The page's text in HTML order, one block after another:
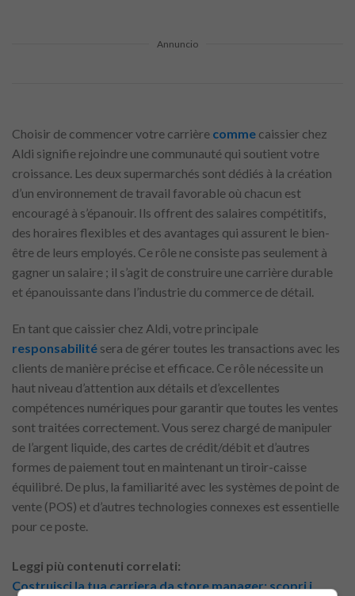
Annuncio
Choisir de commencer votre carrière comme caissier chez
Aldi signifie rejoindre une communauté qui soutient votre
croissance. Les deux supermarchés sont dédiés à la création
d’un environnement de travail favorable où chacun est
encouragé à s’épanouir. Ils offrent des salaires compétitifs,
des horaires flexibles et des avantages qui assurent le bien-
être de leurs employés. Ce rôle ne consiste pas seulement à
gagner un salaire ; il s’agit de construire une carrière durable
et épanouissante dans l’industrie du commerce de détail.
En tant que caissier chez Aldi, votre principale
responsabilité sera de gérer toutes les transactions avec les
clients de manière précise et efficace. Ce rôle nécessite un
haut niveau d’attention aux détails et d’excellentes
compétences numériques pour garantir que toutes les ventes
sont traitées correctement. Vous serez chargé de manipuler
de l’argent liquide, des cartes de crédit/débit et d’autres
formes de paiement tout en maintenant un tiroir-caisse
équilibré. De plus, la familiarité avec les systèmes de point de
vente (POS) et d’autres technologies connexes est essentielle
pour ce poste.
Leggi più contenuti correlati:
Costruisci la tua carriera da store manager: scopri i